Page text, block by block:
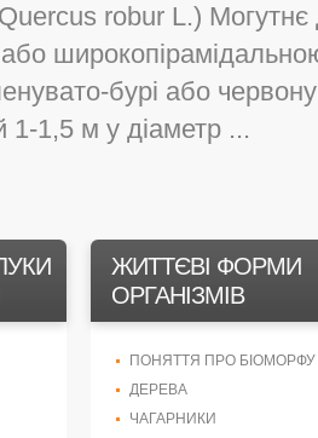
robur L.)
бурі або
1-1,5 м у діаметр ...
ЖИТТЄВІ ФОРМИ
ОРГАНІЗМІВ
ПОНЯТТЯ ПРО БІОМОРФУ
ДЕРЕВА
ЧАГАРНИКИ